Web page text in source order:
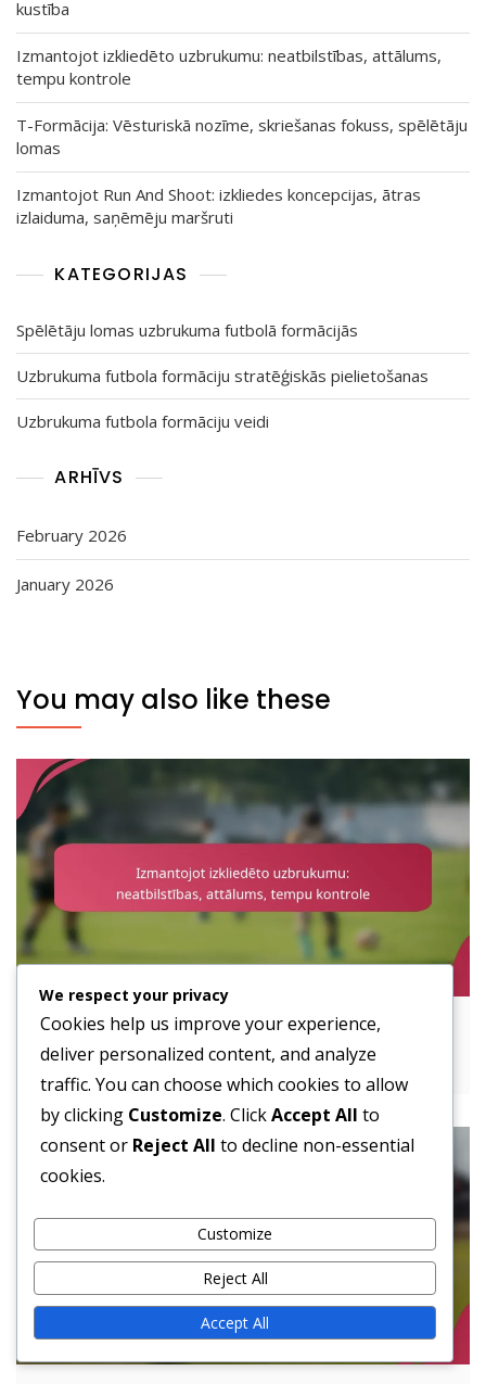
kustība
Izmantojot izkliedēto uzbrukumu: neatbilstības, attālums,
tempu kontrole
T-Formācija: Vēsturiskā nozīme, skriešanas fokuss, spēlētāju
lomas
Izmantojot Run And Shoot: izkliedes koncepcijas, ātras
izlaiduma, saņēmēju maršruti
KATEGORIJAS
Spēlētāju lomas uzbrukuma futbolā formācijās
Uzbrukuma futbola formāciju stratēģiskās pielietošanas
Uzbrukuma futbola formāciju veidi
ARHĪVS
February 2026
January 2026
You may also like these
Izmantojot izkliedēto uzbrukumu:
neatbilstības, attālums, tempu kontrole
We respect your privacy
Cookies help us improve your experience,
deliver personalized content, and analyze
traffic. You can choose which cookies to allow
by clicking Customize. ClickAccept All to
consent or Reject All to decline non-essential
cookies.
Customize
Reject All
Accept All